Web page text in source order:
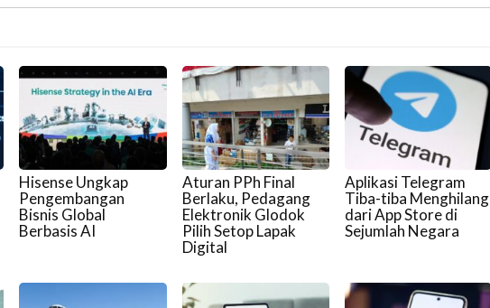
Hisense Ungkap
Pengembangan
Bisnis Global
Berbasis AI
Aturan PPh Final
Berlaku, Pedagang
Elektronik Glodok
Pilih Setop Lapak
Digital
Aplikasi Telegram
Tiba-tiba Menghilang
dari App Store di
Sejumlah Negara